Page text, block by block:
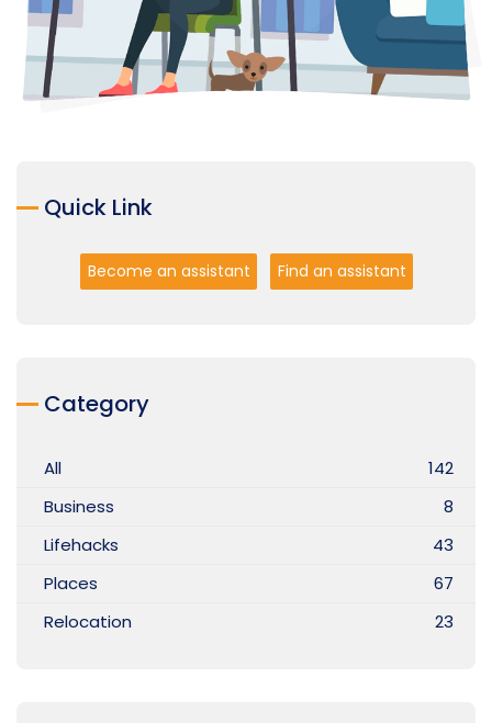
Quick Link
Become an assistant Find an assistant
Category
All
142
Business
8
Lifehacks
43
Places
67
Relocation
23